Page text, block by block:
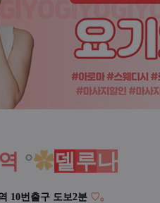
°✿델 루나
10번출구 도보2분 ♡｡